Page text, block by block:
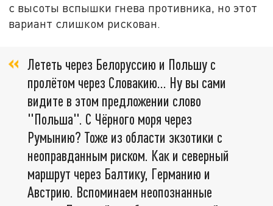
с высоты вспышки гнева противника, но этот
вариант слишком рискован.
Лететь через Белоруссию и Польшу с
пролётом через Словакию… Ну вы сами
видите в этом предложении слово
"Польша". С Чёрного моря через
Румынию? Тоже из области экзотики с
неоправданным риском. Как и северный
маршрут через Балтику, Германию и
Австрию. Вспоминаем неопознанные